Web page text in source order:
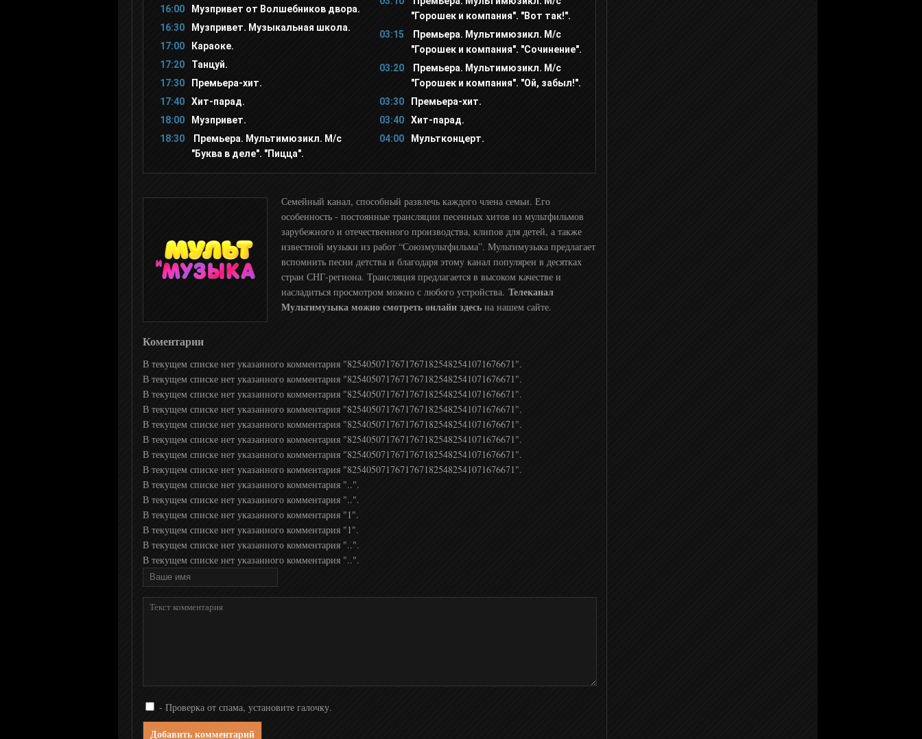
Шансон ТВ
Муз ТВ
Ля минор
Europa Plus TV
ЖАРА
MTV 00s
МСМ ТОР
Прямой
24 Украина
РТР Планета
Мир 24 ТВ
BBC News
DNK
16:00
Музпривет от Волшебников двора.
16:30
Музпривет. Музыкальная школа.
17:00
Караоке.
17:20
Танцуй.
17:30
Премьера-хит.
17:40
Хит-парад.
18:00
Музпривет.
18:30
Премьера. Мультимюзикл. М/с
"Буква в деле". "Пицца".
"Горошек и компания". "Вот так!".
03:15
Премьера. Мультимюзикл. М/с
"Горошек и компания". "Сочинение".
03:20
Премьера. Мультимюзикл. М/с
"Горошек и компания". "Ой, забыл!".
03:30
Премьера-хит.
03:40
Хит-парад.
04:00
Мультконцерт.
Семейный канал, способный развлечь каждого члена семьи. Его
особенность - постоянные трансляции песенных хитов из мультфильмов
зарубежного и отечественного производства, клипов для детей, а также
известной музыки из работ “Союзмультфильма”. Мультимузыка предлагает
вспомнить песни детства и благодаря этому канал популярен в десятках
стран СНГ-региона. Трансляция предлагается в высоком качестве и
насладиться просмотром можно с любого устройства. Телеканал
Мультимузыка можно смотреть онлайн здесь на нашем сайте.
Коментарии
В текущем списке нет указанного комментария "82540507176717671825482541071676671".
В текущем списке нет указанного комментария "82540507176717671825482541071676671".
В текущем списке нет указанного комментария "82540507176717671825482541071676671".
В текущем списке нет указанного комментария "82540507176717671825482541071676671".
В текущем списке нет указанного комментария "82540507176717671825482541071676671".
В текущем списке нет указанного комментария "82540507176717671825482541071676671".
В текущем списке нет указанного комментария "82540507176717671825482541071676671".
В текущем списке нет указанного комментария "82540507176717671825482541071676671".
В текущем списке нет указанного комментария "..".
В текущем списке нет указанного комментария "..".
В текущем списке нет указанного комментария "1".
В текущем списке нет указанного комментария "1".
В текущем списке нет указанного комментария "..".
В текущем списке нет указанного комментария "..".
- Проверка от спама, установите галочку.
Добавить комментарий